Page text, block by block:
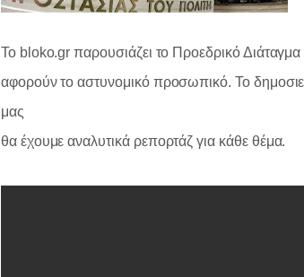
Το bloko.gr παρουσιάζει το Προεδρικό
αφορούν το αστυνομικό προσωπικό. Το
μας
θα έχουμε αναλυτικά ρεπορτάζ για κάθε θέμα.